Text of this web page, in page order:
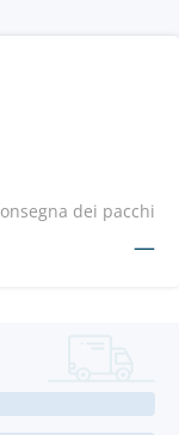
dei pacchi
—